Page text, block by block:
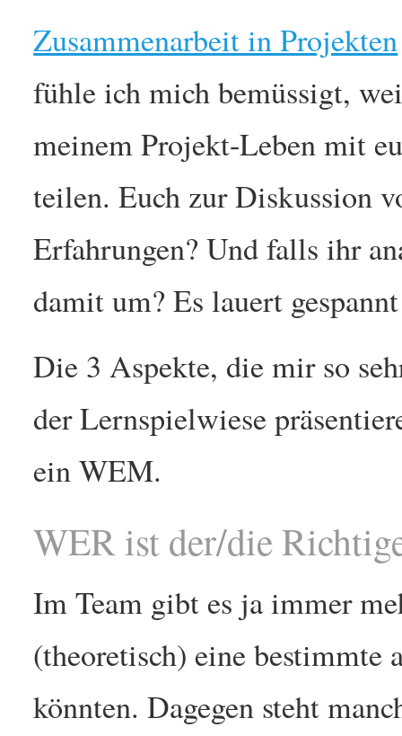
Zusammenarbeit in Projekten
fühle ich mich bemüssigt,
meinem Projekt-Leben mit
teilen. Euch zur Diskussion
Erfahrungen? Und falls ihr
damit um? Es lauert
Die 3 Aspekte, die mir so
der Lernspielwiese
ein WEM.
WER ist der/die
Im Team gibt es ja immer
(theoretisch) eine bestimmte
könnten. Dagegen steht